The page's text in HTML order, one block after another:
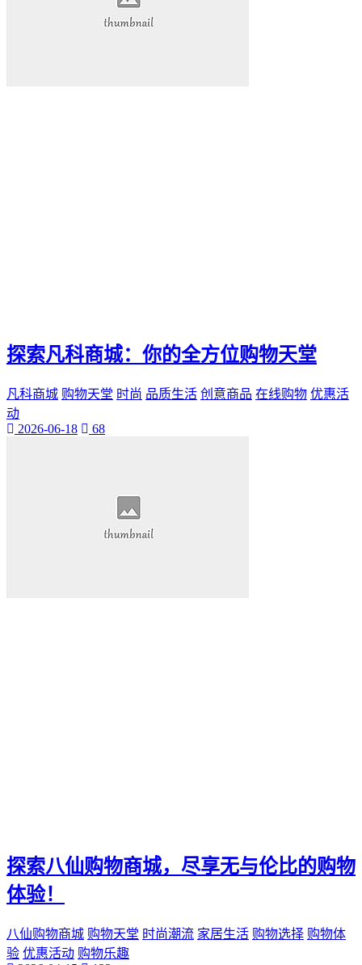
我们将深入探讨这款神奇的工具
探索凡科商城：你的全方位购物天堂
凡科商城 购物天堂 时尚 品质生活 创意商品 在线购物 优惠活
动
2026-06-18
68
探索八仙购物商城，尽享无与伦比的购物
体验！
八仙购物商城 购物天堂 时尚潮流 家居生活 购物选择 购物体
验 优惠活动 购物乐趣